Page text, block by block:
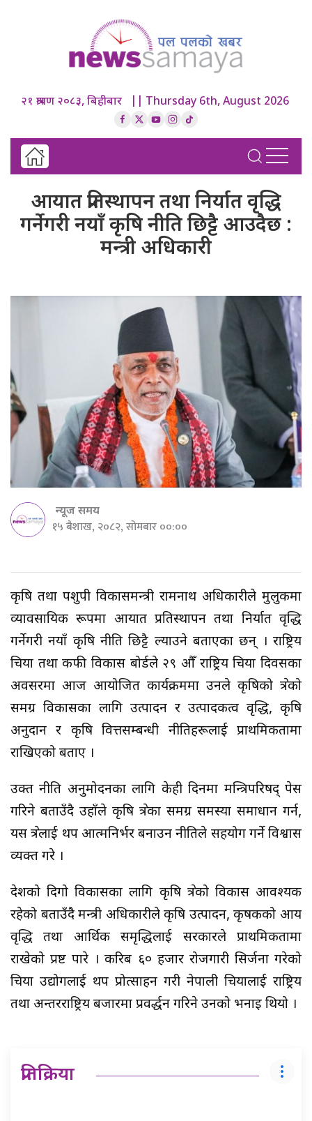
२१ श्रावण २०८३, बिहीबार || Thursday 6th, August 2026
आयात प्रतिस्थापन तथा निर्यात वृद्धि
गर्नेगरी नयाँ कृषि नीति छिट्टै आउदैछ :
मन्त्री अधिकारी
न्यूज समय
१५ बैशाख, २०८२, सोमबार ००:००
कृषि तथा पशुपक्षी विकासमन्त्री रामनाथ अधिकारीले मुलुकमा
व्यावसायिक रूपमा आयात प्रतिस्थापन तथा निर्यात वृद्धि
गर्नेगरी नयाँ कृषि नीति छिट्टै ल्याउने बताएका छन् । राष्ट्रिय
चिया तथा कफी विकास बोर्डले २९ औँ राष्ट्रिय चिया दिवसका
अवसरमा आज आयोजित कार्यक्रममा उनले कृषिको क्षेत्रको
समग्र विकासका लागि उत्पादन र उत्पादकत्व वृद्धि, कृषि
अनुदान र कृषि वित्तसम्बन्धी नीतिहरूलाई प्राथमिकतामा
राखिएको बताए ।
उक्त नीति अनुमोदनका लागि केही दिनमा मन्त्रिपरिषद् पेस
गरिने बताउँदै उहाँले कृषि क्षेत्रका समग्र समस्या समाधान गर्न,
यस क्षेत्रलाई थप आत्मनिर्भर बनाउन नीतिले सहयोग गर्ने विश्वास
व्यक्त गरे ।
देशको दिगो विकासका लागि कृषि क्षेत्रको विकास आवश्यक
रहेको बताउँदै मन्त्री अधिकारीले कृषि उत्पादन, कृषकको आय
वृद्धि तथा आर्थिक समृद्धिलाई सरकारले प्राथमिकतामा
राखेको प्रष्ट पारे । करिब ६० हजार रोजगारी सिर्जना गरेको
चिया उद्योगलाई थप प्रोत्साहन गरी नेपाली चियालाई राष्ट्रिय
तथा अन्तरराष्ट्रिय बजारमा प्रवर्द्धन गरिने उनको भनाइ थियो ।
प्रतिक्रिया